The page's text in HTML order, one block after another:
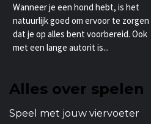
Wanneer je een hond hebt, is het
natuurlijk goed om ervoor te zorgen
dat je op alles bent voorbereid. Ook
met een lange autorit is...
Alles over spelen
Speel met jouw viervoeter